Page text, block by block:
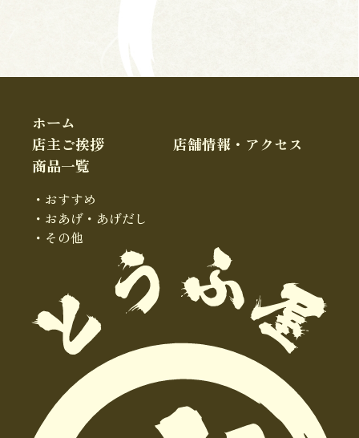
ホーム
店主ご挨拶
店舗情報・アクセス
商品一覧
・おすすめ
・おあげ・あげだし
・その他